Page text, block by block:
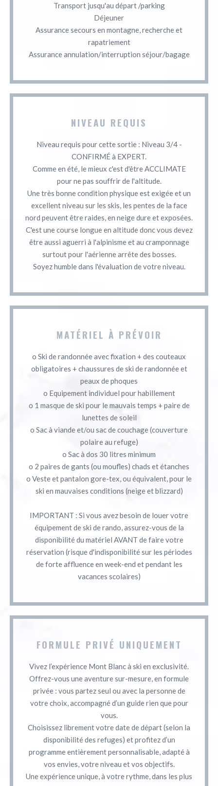
Transport jusqu'au départ /parking
Déjeuner
Assurance secours en montagne, recherche et
rapatriement
Assurance annulation/interruption séjour/bagage
NIVEAU REQUIS
Niveau requis pour cette sortie : Niveau 3/4 -
CONFIRMÉ à EXPERT.
Comme en été, le mieux c'est d'être ACCLIMATE
pour ne pas souffrir de l'altitude.
Une très bonne condition physique est exigée et un
excellent niveau sur les skis, les pentes de la face
nord peuvent être raides, en neige dure et exposées.
C'est une course longue en altitude donc vous devez
être aussi aguerri à l'alpinisme et au cramponnage
surtout pour l'aérienne arrête des bosses.
Soyez humble dans l'évaluation de votre niveau.
MATÉRIEL À PRÉVOIR
o Ski de randonnée avec fixation + des couteaux
obligatoires + chaussures de ski de randonnée et
peaux de phoques
o Equipement individuel pour habillement
o 1 masque de ski pour le mauvais temps + paire de
lunettes de soleil
o Sac à viande et/ou sac de couchage (couverture
polaire au refuge)
o Sac à dos 30 litres minimum
o 2 paires de gants (ou moufles) chads et étanches
o Veste et pantalon gore-tex, ou équivalent, pour le
ski en mauvaises conditions (neige et blizzard)
IMPORTANT : Si vous avez besoin de louer votre
équipement de ski de rando, assurez-vous de la
disponibilité du matériel AVANT de faire votre
réservation (risque d'indisponibilité sur les périodes
de forte affluence en week-end et pendant les
vacances scolaires)
FORMULE PRIVÉ UNIQUEMENT
Vivez l’expérience Mont Blanc à ski en exclusivité.
Offrez-vous une aventure sur-mesure, en formule
privée : vous partez seul ou avec la personne de
votre choix, accompagné d’un guide rien que pour
vous.
Choisissez librement votre date de départ (selon la
disponibilité des refuges) et profitez d’un
programme entièrement personnalisable, adapté à
vos envies, votre niveau et vos objectifs.
Une expérience unique, à votre rythme, dans les plus